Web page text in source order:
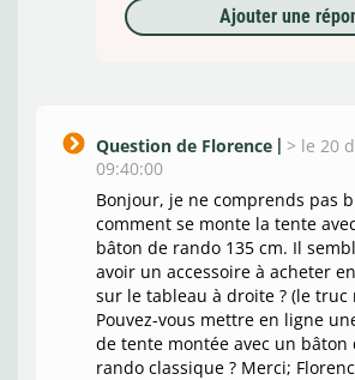
Ajouter une
Question de Florence > le 20
09:40:00
Bonjour, je ne comprends pas
comment se monte la tente
bâton de rando 135 cm. Il
avoir un accessoire à acheter
sur le tableau à droite ? (le truc
Pouvez-vous mettre en ligne
de tente montée avec un bâton
rando classique ? Merci;